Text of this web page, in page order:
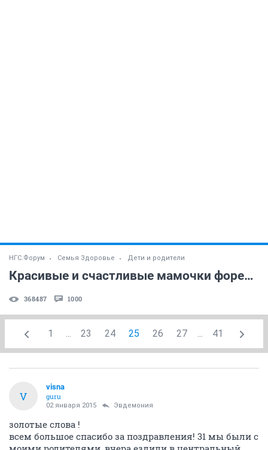
НГС.Форум Семья Здоровье Дети и родители
Красивые и счастливые мамочки форева! )) (часть 42)
368487 1000
1 ... 23 24 25 26 27 ... 41
V
visna
guru
02 января 2015 Эвдемония
золотые слова !
всем большое спасибо за поздравления! 31 мы были с